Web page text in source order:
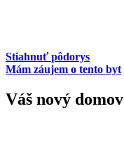
Stiahnuťpôdorys
Mám záujem o tento byt
Váš nový domov